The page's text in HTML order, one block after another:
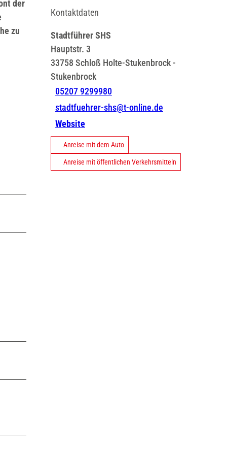
der
zu
Kontaktdaten
Stadtführer SHS
Hauptstr. 3
33758 Schloß Holte-Stukenbrock-
Stukenbrock
05207 9299980
stadtfuehrer-shs@t-online.de
Website
Anreise mit dem Auto
Anreise mit öffentlichen Verkehrsmitteln